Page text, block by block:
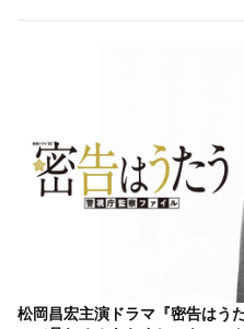
松岡昌宏主演ドラマ『密告は